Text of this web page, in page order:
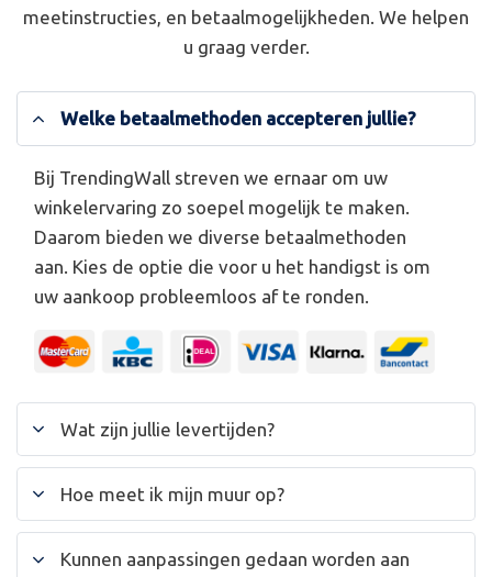
meetinstructies, en betaalmogelijkheden. We helpen
u graag verder.
Welke betaalmethoden accepteren jullie?
Bij TrendingWall streven we ernaar om uw
winkelervaring zo soepel mogelijk te maken.
Daarom bieden we diverse betaalmethoden
aan. Kies de optie die voor u het handigst is om
uw aankoop probleemloos af te ronden.
Wat zijn jullie levertijden?
Hoe meet ik mijn muur op?
Kunnen aanpassingen gedaan worden aan